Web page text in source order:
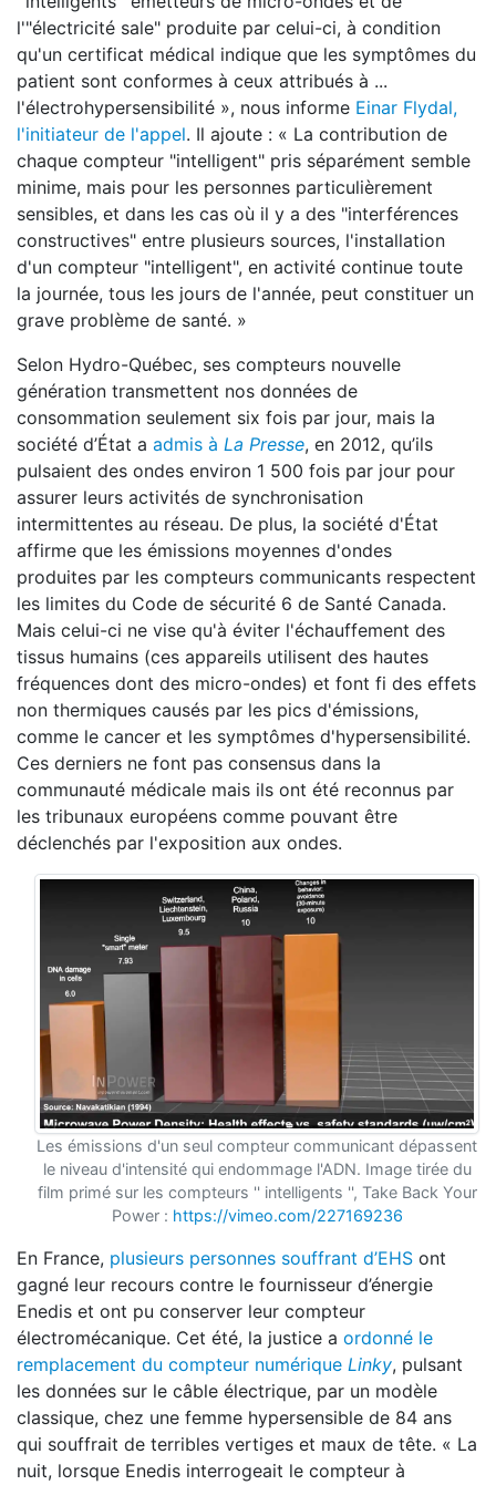
l'"électricité sale" produite par celui-ci, à condition
qu'un certificat médical indique que les symptômes du
patient sont conformes à ceux attribués à ...
l'électrohypersensibilité », nous informe Einar Flydal,
l'initiateur de l'appel. Il ajoute : « La contribution de
chaque compteur "intelligent" pris séparément semble
minime, mais pour les personnes particulièrement
sensibles, et dans les cas où il y a des "interférences
constructives" entre plusieurs sources, l'installation
d'un compteur "intelligent", en activité continue toute
la journée, tous les jours de l'année, peut constituer un
grave problème de santé. »
Selon Hydro-Québec, ses compteurs nouvelle
génération transmettent nos données de
consommation seulement six fois par jour, mais la
société d’État a admis à La Presse, en 2012, qu’ils
pulsaient des ondes environ 1 500 fois par jour pour
assurer leurs activités de synchronisation
intermittentes au réseau. De plus, la société d'État
affirme que les émissions moyennes d'ondes
produites par les compteurs communicants respectent
les limites du Code de sécurité 6 de Santé Canada.
Mais celui-ci ne vise qu'à éviter l'échauffement des
tissus humains (ces appareils utilisent des hautes
fréquences dont des micro-ondes) et font fi des effets
non thermiques causés par les pics d'émissions,
comme le cancer et les symptômes d'hypersensibilité.
Ces derniers ne font pas consensus dans la
communauté médicale mais ils ont été reconnus par
les tribunaux européens comme pouvant être
déclenchés par l'exposition aux ondes.
Les émissions d'un seul compteur communicant dépassent
le niveau d'intensité qui endommage l'ADN. Image tirée du
film primé sur les compteurs '' intelligents '', Take Back Your
Power : https://vimeo.com/227169236
En France, plusieurs personnes souffrant d’EHS ont
gagné leur recours contre le fournisseur d’énergie
Enedis et ont pu conserver leur compteur
électromécanique. Cet été, la justice a ordonné le
remplacement du compteur numérique Linky, pulsant
les données sur le câble électrique, par un modèle
classique, chez une femme hypersensible de 84 ans
qui souffrait de terribles vertiges et maux de tête. « La
nuit, lorsque Enedis interrogeait le compteur à